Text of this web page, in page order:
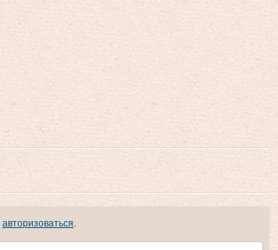
авторизоваться.